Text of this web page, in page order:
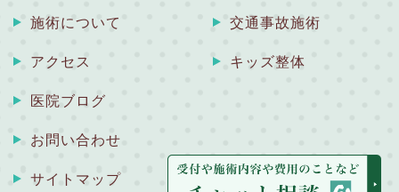
施術について
アクセス
医院ブログ
お問い合わせ
サイトマップ
交通事故施術
キッズ整体